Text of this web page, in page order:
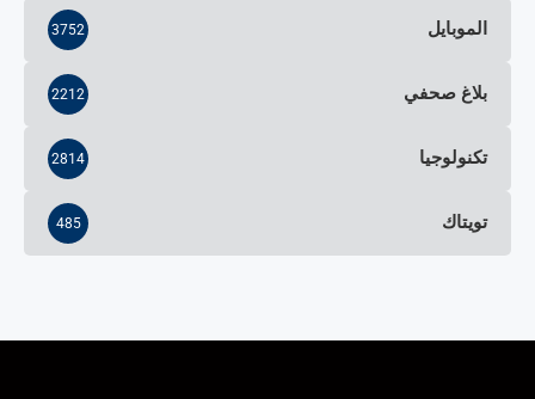
الموبايل 3752
بلاغ صحفي 2212
تكنولوجيا 2814
تويتاك 485